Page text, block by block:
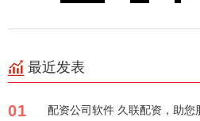
最近发表
01 配资公司软件 久联配资，助您